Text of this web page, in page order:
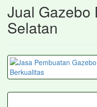
Jual Gazebo
Selatan